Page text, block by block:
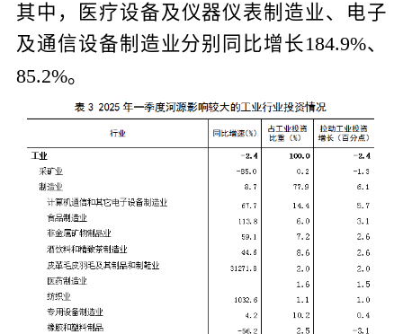
其中，医疗设备及仪器仪表制造业、电子
及通信设备制造业分别同比增长184.9%、
85.2%。